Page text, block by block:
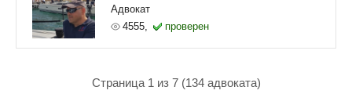
Адвокат
4555,
проверен
Страница 1 из 7 (134 адвоката)